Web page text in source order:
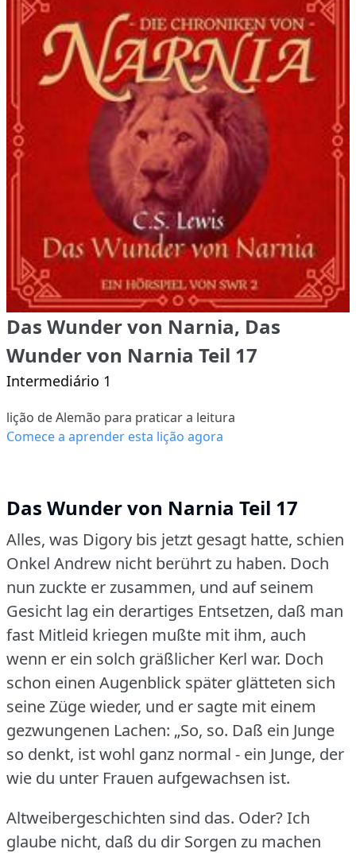
Das Wunder von Narnia, Das
Wunder von Narnia Teil 17
Intermediário 1
lição de Alemão para praticar a leitura
Comece a aprender esta lição agora
Das Wunder von Narnia Teil 17
Alles, was Digory bis jetzt gesagt hatte, schien
Onkel Andrew nicht berührt zu haben. Doch
nun zuckte er zusammen, und auf seinem
Gesicht lag ein derartiges Entsetzen, daß man
fast Mitleid kriegen mußte mit ihm, auch
wenn er ein solch gräßlicher Kerl war. Doch
schon einen Augenblick später glätteten sich
seine Züge wieder, und er sagte mit einem
gezwungenen Lachen: „So, so. Daß ein Junge
so denkt, ist wohl ganz normal - ein Junge, der
wie du unter Frauen aufgewachsen ist.
Altweibergeschichten sind das. Oder?Ich
glaube nicht, daß du dir Sorgen zu machen